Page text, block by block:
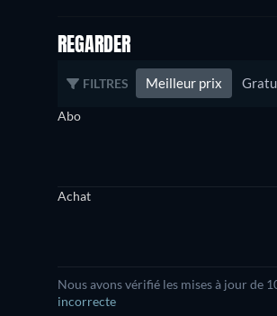
REGARDER
FILTRES Meilleur prix
Abo
Achat
Nous avons vérifié les mises à jour de
incorrecte